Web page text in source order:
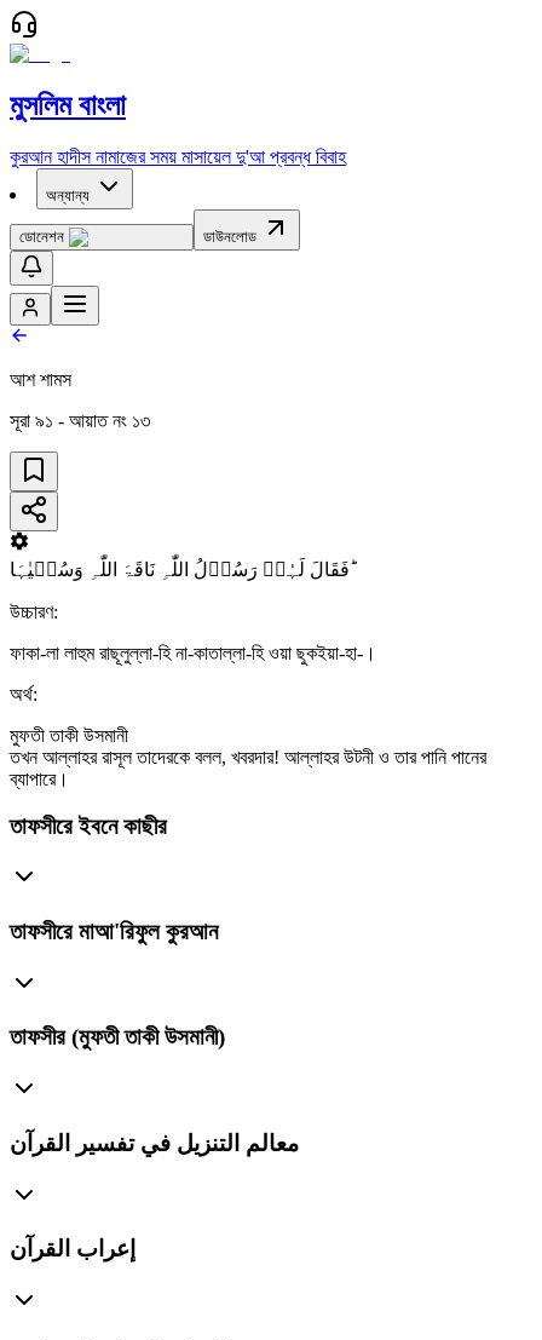
মুসলিম বাংলা
কুরআন হাদীস নামাজের সময় মাসায়েল দু'আ প্রবন্ধ বিবাহ
অন্যান্য
ডোনেশন ডাউনলোড
আশ শামস
সূরা ৯১ - আয়াত নং ১৩
فَقَالَ لَہُمۡ رَسُوۡلُ اللّٰہِ نَاقَۃَ اللّٰہِ وَسُقۡیٰہَا ؕ
উচ্চারণ:
ফাকা-লা লাহুম রাছূলুল্লা-হি না-কাতাল্লা-হি ওয়া ছুকইয়া-হা-।
অর্থ:
মুফতী তাকী উসমানী
তখন আল্লাহর রাসূল তাদেরকে বলল, খবরদার! আল্লাহর উটনী ও তার পানি পানের
ব্যাপারে।
তাফসীরে ইবনে কাছীর
তাফসীরে মাআ'রিফুল কুরআন
তাফসীর (মুফতী তাকী উসমানী)
معالم التنزيل في تفسير القرآن
إعراب القرآن